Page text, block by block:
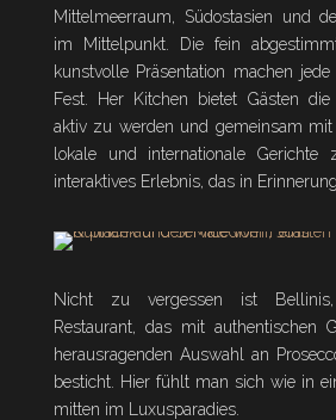
Mittelmeerraum, Südostasien und
im Mittelpunkt. Die fein
kunstvolle Präsentation machen
Fest. Her Kitchen bietet Gästen
aktiv zu werden und gemeinsam mit
lokale und internationale Gerichte
interaktives Erlebnis, das in
Nicht zu vergessen ist
Restaurant, das mit authentischen
herausragenden Auswahl an
besticht. Hier fühlt man sich wie in
mitten im Luxusparadies.